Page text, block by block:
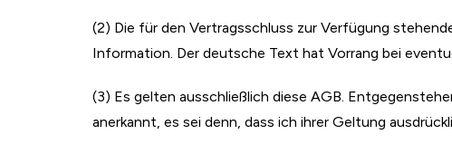
(2) Die für den Vertragsschluss zur Verfügung
Information. Der deutsche Text hat Vorrang bei
(3) Es gelten ausschließlich diese AGB.
anerkannt, es sei denn, dass ich ihrer Geltung